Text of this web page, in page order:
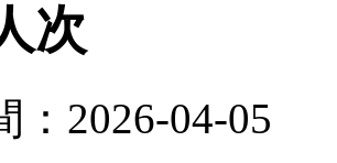
次
：2026-04-05